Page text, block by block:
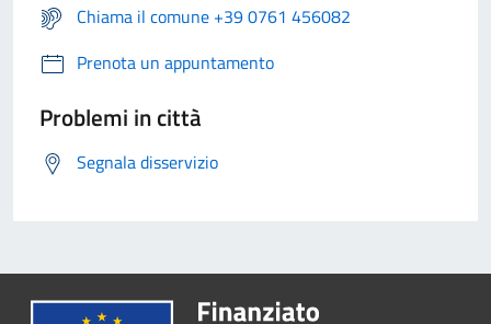
Chiama il comune +39 0761 456082
Prenota un appuntamento
Problemi in città
Segnala disservizio